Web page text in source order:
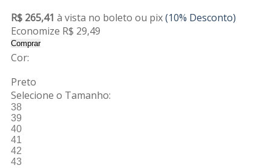
R$ 265,41 à vista no boleto ou pix(10% Desconto)
Economize R$ 29,49
Comprar
Cor:
Preto
Selecione o Tamanho:
38
39
40
41
42
43